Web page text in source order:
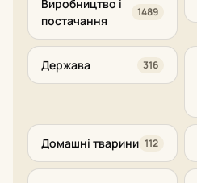
Виробництво і
постачання
1489
Держава 316
Домашні тварини 112